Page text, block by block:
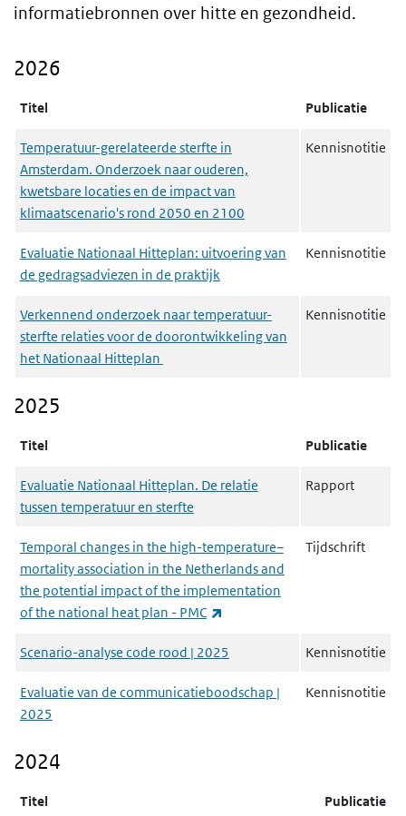
informatiebronnen over hitte en gezondheid.
2026
Titel Publicatie
Temperatuur-gerelateerde sterfte in
Amsterdam. Onderzoek naar ouderen,
kwetsbare locaties en de impact van
klimaatscenario's rond 2050 en 2100
Kennisnotitie
Evaluatie Nationaal Hitteplan: uitvoering van
de gedragsadviezen in de praktijk
Kennisnotitie
Verkennend onderzoek naar temperatuur-
sterfte relaties voor de doorontwikkeling van
het Nationaal Hitteplan
Kennisnotitie
2025
Titel Publicatie
Evaluatie Nationaal Hitteplan. De relatie
tussen temperatuur en sterfte
Rapport
Temporal changes in the high-temperature–
mortality association in the Netherlands and
the potential impact of the implementation
of the national heat plan - PMC
Tijdschrift
Scenario-analyse code rood | 2025 Kennisnotitie
Evaluatie van de communicatieboodschap |
2025
Kennisnotitie
2024
Titel Publicatie